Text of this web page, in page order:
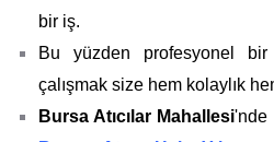
bir iş.
Bu yüzden profesyonel bir
çalışmak size hem kolaylık
Bursa Atıcılar Mahallesi'nde